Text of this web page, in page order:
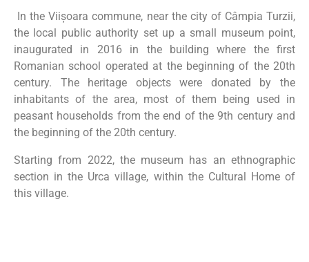
In the Viișoara commune, near the city of Câmpia Turzii,
the local public authority set up a small museum point,
inaugurated in 2016 in the building where the first
Romanian school operated at the beginning of the 20th
century. The heritage objects were donated by the
inhabitants of the area, most of them being used in
peasant households from the end of the 9th century and
the beginning of the 20th century.
Starting from 2022, the museum has an ethnographic
section in the Urca village, within the Cultural Home of
this village.